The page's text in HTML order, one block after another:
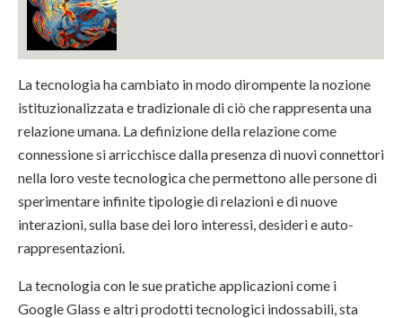
La tecnologia ha cambiato in modo dirompente la nozione
istituzionalizzata e tradizionale di ciò che rappresenta una
relazione umana. La definizione della relazione come
connessione si arricchisce dalla presenza di nuovi connettori
nella loro veste tecnologica che permettono alle persone di
sperimentare infinite tipologie di relazioni e di nuove
interazioni, sulla base dei loro interessi, desideri e auto-
rappresentazioni.
La tecnologia con le sue pratiche applicazioni come i
Google Glass e altri prodotti tecnologici indossabili, sta